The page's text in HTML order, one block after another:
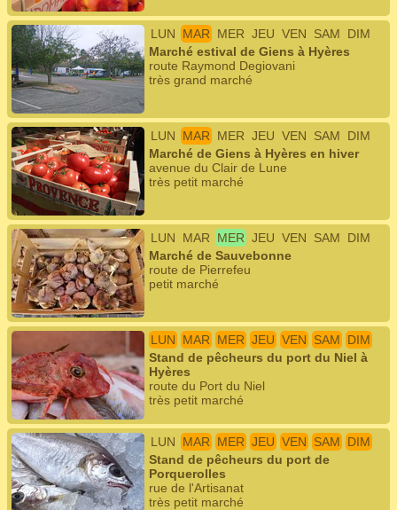
LUN MAR MER JEU VEN SAM
DIM
Marché estival de Giens à Hyères
route Raymond Degiovani
très grand marché
LUN MAR MER JEU VEN SAM
DIM
Marché de Giens à Hyères en hiver
avenue du Clair de Lune
très petit marché
LUN MAR MER JEU VEN SAM
DIM
Marché de Sauvebonne
route de Pierrefeu
petit marché
LUN MAR MER JEU VEN SAM
DIM
Stand de pêcheurs du port du Niel à
Hyères
route du Port du Niel
très petit marché
LUN MAR MER JEU VEN SAM
DIM
Stand de pêcheurs du port de
Porquerolles
rue de l'Artisanat
très petit marché